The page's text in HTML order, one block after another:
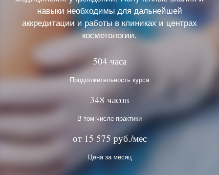
навыки необходимы для дальнейшей
аккредитации и работы в клиниках и центрах
косметологии.
504 часа
Продолжительность курса
348 часов
В том числе практики
от 15 575 руб./мес
Цена за месяц